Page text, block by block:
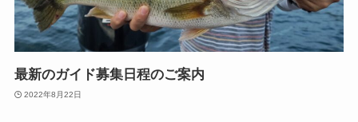
最新のガイド募集日程のご案内
2022年8月22日